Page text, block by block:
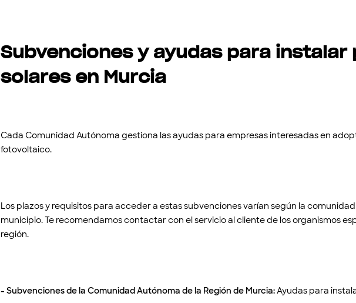
Subvenciones y ayudas para instalar
solares en Murcia
Cada Comunidad Autónoma gestiona las ayudas para empresas interesadas en
fotovoltaico.
Los plazos y requisitos para acceder a estas subvenciones varían según la
municipio. Te recomendamos contactar con el servicio al cliente de los organismos
región.
- Subvenciones de la Comunidad Autónoma de la Región de Murcia:Ayudas para